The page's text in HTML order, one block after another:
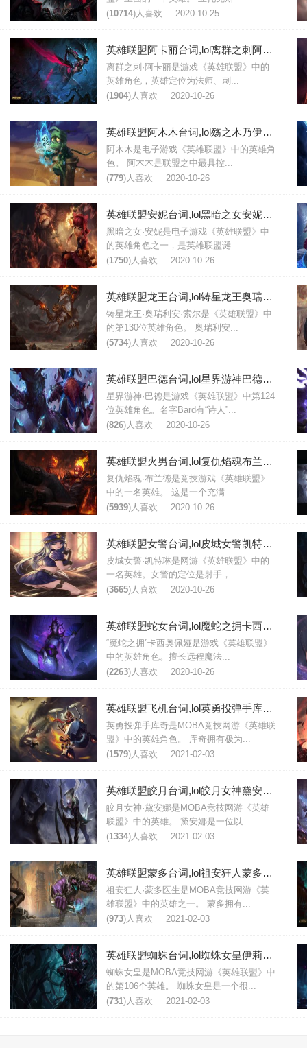
(10714)人喜欢 2020-10-25
英雄联盟阿卡丽台词,lol离群之刺阿卡丽台词大全
离群之刺·阿卡丽是游戏《英雄联盟》中的
英雄角色，英雄定位为法师、刺...
(1904)人喜欢 2020-10-26
英雄联盟阿木木台词,lol殇之木乃伊阿木木台词大全
阿木木是电子游戏《英雄联盟》中的英雄角
色。 阿木木是联盟之中最具控...
(779)人喜欢 2020-10-26
英雄联盟安妮台词,lol黑暗之女安妮台词大全
黑暗之女·安妮是电子游戏《英雄联盟》中
的英雄角色之一，是英雄联盟诞...
(1750)人喜欢 2020-10-26
英雄联盟龙王台词,lol铸星龙王奥瑞利安索尔台词大全
铸星龙王·奥瑞利安·索尔是《英雄联盟》中
的第130位英雄角色。 奥瑞利安...
(5734)人喜欢 2020-10-26
英雄联盟巴德台词,lol星界游神巴德台词大全
星界游神·巴德是游戏《英雄联盟》中第124
位英雄角色。名字Bard有“诗人”...
(826)人喜欢 2020-10-26
英雄联盟火男台词,lol复仇焰魂布兰德台词大全
复仇焰魂·布兰德是竞技游戏《英雄联盟》
中的一名英雄。 这是一个充满...
(5939)人喜欢 2020-10-26
英雄联盟女警台词,lol皮城女警凯特琳台词大全
皮城女警·凯特琳是网游《英雄联盟》中的
一名英雄。女警的定位是射手，...
(3665)人喜欢 2020-10-26
英雄联盟蛇女台词,lol魔蛇之拥卡西奥佩娅台词大全
“魔蛇之拥”卡西奥佩娅是游戏《英雄联盟》
中的英雄角色。擅长远程魔法...
(2263)人喜欢 2020-10-26
英雄联盟飞机台词,lol英勇投弹手库奇台词大全
英勇投弹手库奇是MOBA竞技网游《英雄联
盟》中的英雄角色。 库奇拥有极为...
(1579)人喜欢 2021-02-03
英雄联盟皎月台词,lol皎月女神黛安娜台词大全
皎月女神·黛安娜是MOBA竞技网游《英雄
联盟》中的英雄。 黛安娜是一位以...
(1334)人喜欢 2021-02-03
英雄联盟蒙多台词,lol祖安狂人蒙多医生台词大全
祖安狂人·蒙多医生是MOBA竞技网游《英
雄联盟》中的英雄之一。 蒙多拥有...
(973)人喜欢 2021-02-03
英雄联盟蜘蛛台词,lol蜘蛛女皇伊莉丝台词大全
蜘蛛女皇是MOBA竞技网游《英雄联盟》中
的第106个英雄。 蜘蛛女皇是一个很...
(731)人喜欢 2021-02-03